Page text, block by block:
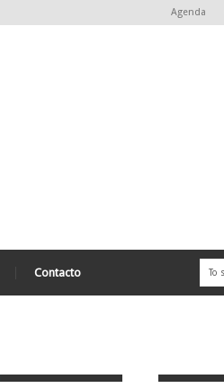
Agenda
Contacto